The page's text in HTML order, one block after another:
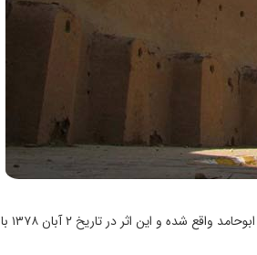
یخدان مؤیدی که از آثار تاریخی شهر کرمان است معروفترین یخدان منطقه است. یخدان مؤیدی در خیابان ابوحامد واقع شده و این اثر در تاریخ ۲ آبان ۱۳۷۸ با